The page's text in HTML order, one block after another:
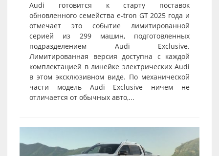
Audi готовится к старту поставок
обновленного семейства e-tron GT 2025 года и
отмечает это событие лимитированной
серией из 299 машин, подготовленных
подразделением Audi Exclusive.
Лимитированная версия доступна с каждой
комплектацией в линейке электрических Audi
в этом эксклюзивном виде. По механической
части модель Audi Exclusive ничем не
отличается от обычных авто,...